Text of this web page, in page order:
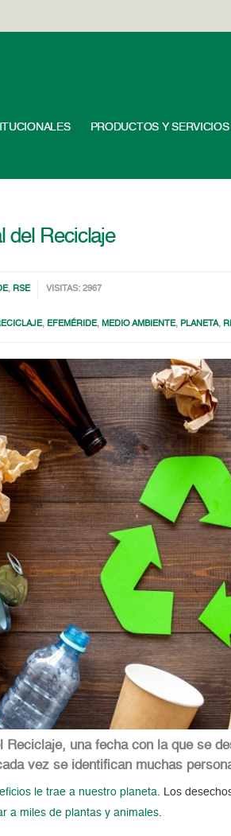
PRODUCTOS Y SERVICIOS
del Reciclaje
, RSE VISITAS: 2967
, EFEMÉRIDE, MEDIO AMBIENTE, PLANETA,
Reciclaje, una fecha con la que se
vez se identifican muchas
le trae a nuestro planeta . Los
a miles de plantas y animales